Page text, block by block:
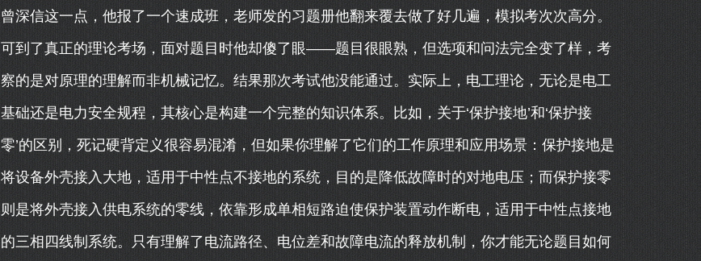
曾深信这一点，他报了一个速成班，老师发的习题册他翻来覆去做了好几遍，模拟考次次高分。
可到了真正的理论考场，面对题目时他却傻了眼——题目很眼熟，但选项和问法完全变了样，考
察的是对原理的理解而非机械记忆。结果那次考试他没能通过。实际上，电工理论，无论是电工
基础还是电力安全规程，其核心是构建一个完整的知识体系。比如，关于‘保护接地’和‘保护接
零’的区别，死记硬背定义很容易混淆，但如果你理解了它们的工作原理和应用场景：保护接地是
将设备外壳接入大地，适用于中性点不接地的系统，目的是降低故障时的对地电压；而保护接零
则是将外壳接入供电系统的零线，依靠形成单相短路迫使保护装置动作断电，适用于中性点接地
的三相四线制系统。只有理解了电流路径、电位差和故障电流的释放机制，你才能无论题目如何